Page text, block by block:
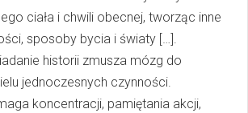
ciała i chwili obecnej, tworząc inne
sposoby bycia i światy […].
historii zmusza mózg do
jednoczesnych czynności.
koncentracji, pamiętania akcji,